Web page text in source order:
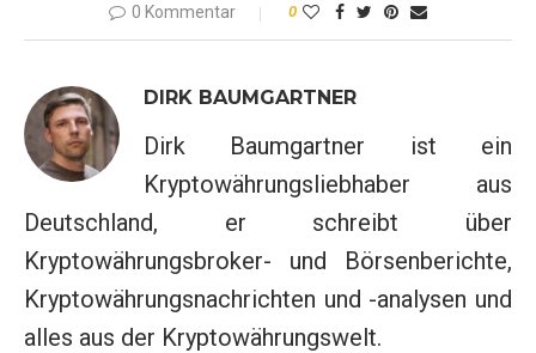
0 Kommentar 0
DIRK BAUMGARTNER
Dirk Baumgartner ist ein
Kryptowährungsliebhaber aus
Deutschland, er schreibt über
Kryptowährungsbroker- und Börsenberichte,
Kryptowährungsnachrichten und -analysen und
alles aus der Kryptowährungswelt.